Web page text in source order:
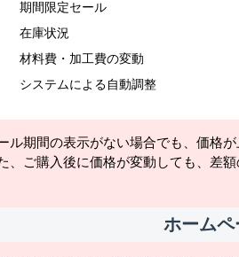
期間限定セール
在庫状況
材料費・加工費の変動
システムによる自動調整
ル期間の表示がない場合でも、価格が
、ご購入後に価格が変動しても、差
ホームペ